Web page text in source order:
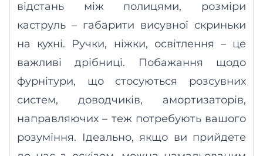
відстань між полицями, розміри
каструль – габарити висувної скриньки
на кухні. Ручки, ніжки, освітлення – це
важливі дрібниці. Побажання щодо
фурнітури, що стосуються розсувних
систем, доводчиків, амортизаторів,
направляючих – теж потребують вашого
розуміння. Ідеально, якщо ви прийдете